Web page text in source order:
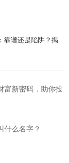
靠谱还是陷阱？揭
富新密码，助你投
什么名字？